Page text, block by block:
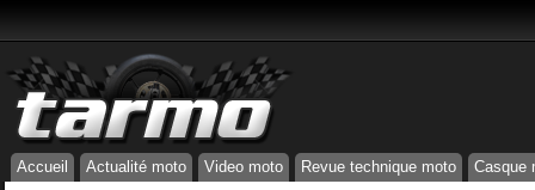
Accueil Actualité moto Video moto Revue technique moto Casque